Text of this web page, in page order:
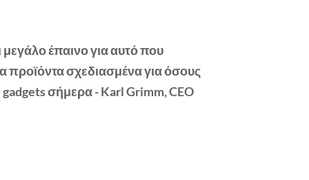
έπαινο για αυτό που
προϊόντα σχεδιασμένα για όσους
σήμερα - Karl Grimm, CEO